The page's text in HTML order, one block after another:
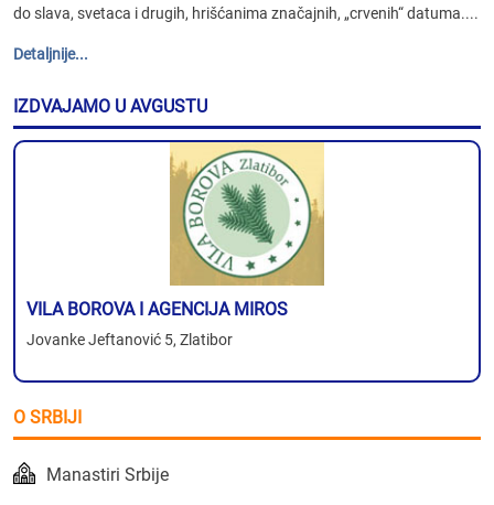
do slava, svetaca i drugih, hrišćanima značajnih, „crvenih“ datuma....
Detaljnije...
IZDVAJAMO U AVGUSTU
VILA BOROVA I AGENCIJA MIROS
Jovanke Jeftanović 5, Zlatibor
O SRBIJI
Manastiri Srbije